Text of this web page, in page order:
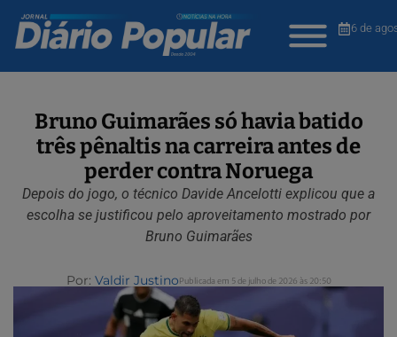
6 de
Bruno Guimarães só havia batido
três pênaltis na carreira antes de
perder contra Noruega
Depois do jogo, o técnico Davide Ancelotti explicou que a
escolha se justificou pelo aproveitamento mostrado por
Bruno Guimarães
Por: Valdir JustinoPublicada em 5 de julho de 2026 às 20:50